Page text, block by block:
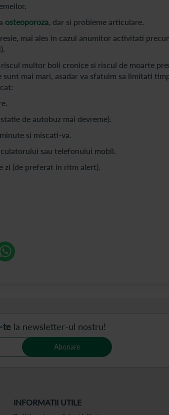
osteoporoza, dar si probleme articulare.
mai ales in cazul anumitor activitati
multor boli cronice si riscul de moarte
mai mari, asadar va sfatuim sa limitati
de autobuz mai devreme).
si miscati-va.
sau telefonului mobil.
zi (de preferat in ritm alert).
te la newsletter-ul nostru!
Abonare
INFORMATII UTILE